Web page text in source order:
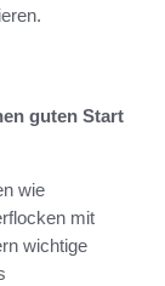
guten Start
wie
mit
wichtige